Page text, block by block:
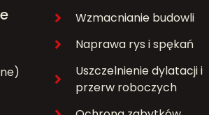
Wzmacnianie budowli
Naprawa rys i spękań
Uszczelnienie dylatacji i
przerw roboczych